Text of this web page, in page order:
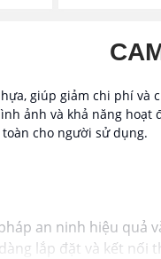
giúp giảm chi phí
ảnh và khả năng
cho người sử dụng.
an ninh hiệu quả
lắp đặt và kết nối